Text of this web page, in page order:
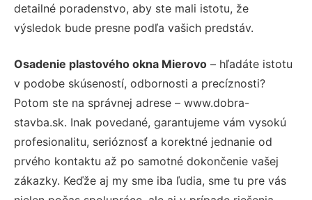
detailné poradenstvo, aby ste mali istotu, že
výsledok bude presne podľa vašich predstáv.
Osadenie plastového okna Mierovo – hľadáte istotu
v podobe skúseností, odbornosti a precíznosti?
Potom ste na správnej adrese – www.dobra-
stavba.sk. Inak povedané, garantujeme vám vysokú
profesionalitu, serióznosť a korektné jednanie od
prvého kontaktu až po samotné dokončenie vašej
zákazky. Keďže aj my sme iba ľudia, sme tu pre vás